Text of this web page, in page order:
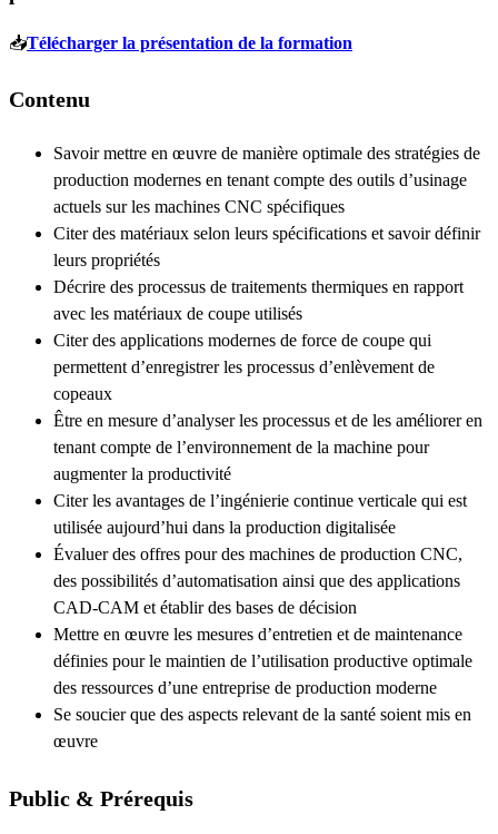
📥Télécharger la présentation de la formation
Contenu
Savoir mettre en œuvre de manière optimale des stratégies de
production modernes en tenant compte des outils d’usinage
actuels sur les machines CNC spécifiques
Citer des matériaux selon leurs spécifications et savoir définir
leurs propriétés
Décrire des processus de traitements thermiques en rapport
avec les matériaux de coupe utilisés
Citer des applications modernes de force de coupe qui
permettent d’enregistrer les processus d’enlèvement de
copeaux
Être en mesure d’analyser les processus et de les améliorer en
tenant compte de l’environnement de la machine pour
augmenter la productivité
Citer les avantages de l’ingénierie continue verticale qui est
utilisée aujourd’hui dans la production digitalisée
Évaluer des offres pour des machines de production CNC,
des possibilités d’automatisation ainsi que des applications
CAD-CAM et établir des bases de décision
Mettre en œuvre les mesures d’entretien et de maintenance
définies pour le maintien de l’utilisation productive optimale
des ressources d’une entreprise de production moderne
Se soucier que des aspects relevant de la santé soient mis en
œuvre
Public & Prérequis